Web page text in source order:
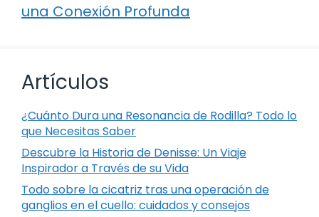
una Conexión Profunda
Artículos
¿Cuánto Dura una Resonancia de Rodilla? Todo lo
que Necesitas Saber
Descubre la Historia de Denisse: Un Viaje
Inspirador a Través de su Vida
Todo sobre la cicatriz tras una operación de
ganglios en el cuello: cuidados y consejos